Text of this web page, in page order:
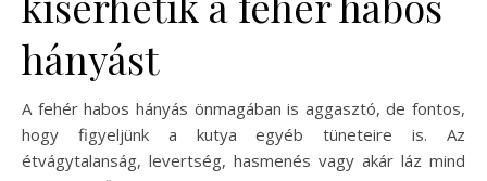
hányást
A fehér habos hányás önmagában is aggasztó, de fontos,
hogy figyeljünk a kutya egyéb tüneteire is. Az
étvágytalanság, levertség, hasmenés vagy akár láz mind